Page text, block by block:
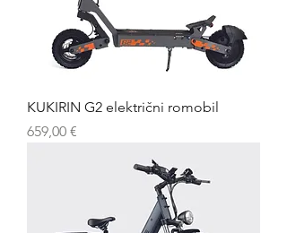
KUKIRIN G2 električni romobil
Cijena
659,00 €